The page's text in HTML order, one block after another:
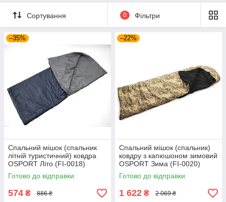
Сортування 0 Фільтри
–35%
Спальний мішок (спальник
літній туристичний) ковдра
OSPORT Літо (FI-0018)
Готово до відправки
574 ₴ 886 ₴
–22%
Спальний мішок (спальник)
ковдру з капюшоном зимовий
OSPORT Зима (FI-0020)
Піксель
Готово до відправки
1 622 ₴ 2 069 ₴